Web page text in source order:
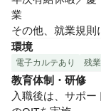
業
その他、就業規則
環境
電子カルテあり 残
教育体制・研修
入職後は、サポ